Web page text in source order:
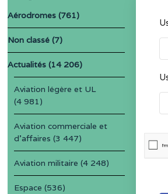
Aérodromes (761)
Non classé (7)
Actualités (14 206)
Aviation légère et UL
(4 981)
Aviation commerciale et
d'affaires (3 447)
Aviation militaire (4 248)
Espace (536)